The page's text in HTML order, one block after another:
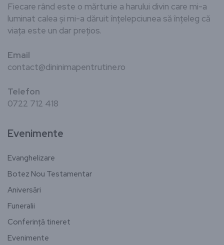
Fiecare rând este o mărturie a harului divin care mi-a
luminat calea și mi-a dăruit înțelepciunea să înțeleg că
viața este un dar prețios.
Email
contact@dininimapentrutine.ro
Telefon
0722 712 418
Evenimente
Evanghelizare
Botez Nou Testamentar
Aniversări
Funeralii
Conferință tineret
Evenimente